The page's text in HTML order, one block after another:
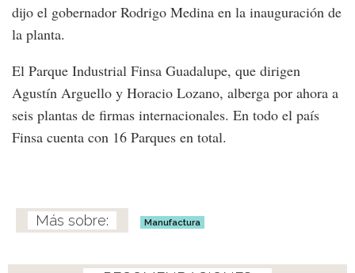
dijo el gobernador Rodrigo Medina en la inauguración de
la planta.
El Parque Industrial Finsa Guadalupe, que dirigen
Agustín Arguello y Horacio Lozano, alberga por ahora a
seis plantas de firmas internacionales. En todo el país
Finsa cuenta con 16 Parques en total.
Manufactura